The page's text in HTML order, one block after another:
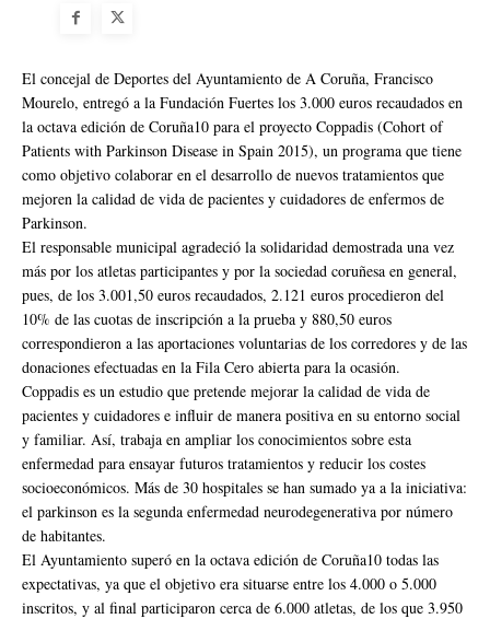
El concejal de Deportes del Ayuntamiento de A Coruña, Francisco
Mourelo, entregó a la Fundación Fuertes los 3.000 euros recaudados en
la octava edición de Coruña10 para el proyecto Coppadis (Cohort of
Patients with Parkinson Disease in Spain 2015), un programa que tiene
como objetivo colaborar en el desarrollo de nuevos tratamientos que
mejoren la calidad de vida de pacientes y cuidadores de enfermos de
Parkinson.
El responsable municipal agradeció la solidaridad demostrada una vez
más por los atletas participantes y por la sociedad coruñesa en general,
pues, de los 3.001,50 euros recaudados, 2.121 euros procedieron del
10% de las cuotas de inscripción a la prueba y 880,50 euros
correspondieron a las aportaciones voluntarias de los corredores y de las
donaciones efectuadas en la Fila Cero abierta para la ocasión.
Coppadis es un estudio que pretende mejorar la calidad de vida de
pacientes y cuidadores e influir de manera positiva en su entorno social
y familiar. Así, trabaja en ampliar los conocimientos sobre esta
enfermedad para ensayar futuros tratamientos y reducir los costes
socioeconómicos. Más de 30 hospitales se han sumado ya a la iniciativa:
el parkinson es la segunda enfermedad neurodegenerativa por número
de habitantes.
El Ayuntamiento superó en la octava edición de Coruña10 todas las
expectativas, ya que el objetivo era situarse entre los 4.000 o 5.000
inscritos, y al final participaron cerca de 6.000 atletas, de los que 3.950